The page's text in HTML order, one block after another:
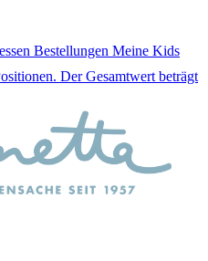
Bestellungen Meine Kids
Der Gesamtwert beträgt